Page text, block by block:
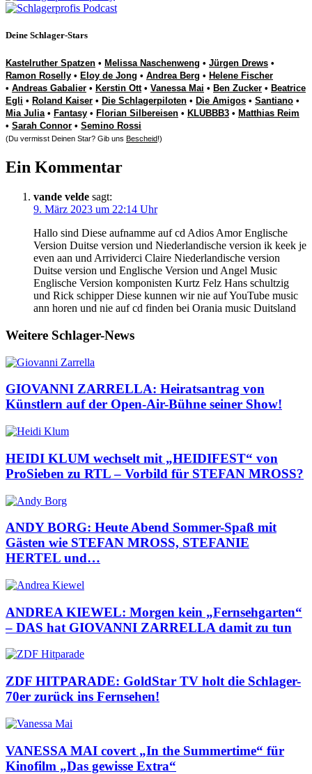
Deine Schlager-Stars
Kastelruther Spatzen • Melissa Naschenweng • Jürgen Drews •
Ramon Roselly • Eloy de Jong • Andrea Berg • Helene Fischer
• Andreas Gabalier • Kerstin Ott• Vanessa Mai • Ben Zucker • Beatrice
Egli • Roland Kaiser • Die Schlagerpiloten • Die Amigos • Santiano •
Mia Julia• Fantasy • Florian Silbereisen • KLUBBB3 • Matthias Reim
• Sarah Connor • Semino Rossi
(Du vermisst Deinen Star? Gib uns Bescheid!)
Ein Kommentar
vande velde sagt:
9. März 2023 um 22:14 Uhr
Hallo sind Diese aufnamme auf cd Adios Amor Englische
Version Duitse version und Niederlandische version ik keek je
even aan und Arrividerci Claire Niederlandische version
Duitse version und Englische Version und Angel Music
Englische Version komponisten Kurtz Felz Hans schultzig
und Rick schipper Diese kunnen wir nie auf YouTube music
ann horen und nie auf cd finden bei Orania music Duitsland
Weitere Schlager-News
GIOVANNI ZARRELLA: Heiratsantrag von
Künstlern auf der Open-Air-Bühne seiner Show!
HEIDI KLUM wechselt mit „HEIDIFEST“ von
ProSieben zu RTL – Vorbild für STEFAN MROSS?
ANDY BORG: Heute Abend Sommer-Spaß mit
Gästen wie STEFAN MROSS, STEFANIE
HERTEL und…
ANDREA KIEWEL: Morgen kein „Fernsehgarten“
– DAS hat GIOVANNI ZARRELLA damit zu tun
ZDF HITPARADE: GoldStar TV holt die Schlager-
70er zurück ins Fernsehen!
VANESSA MAI covert „In the Summertime“ für
Kinofilm „Das gewisse Extra“